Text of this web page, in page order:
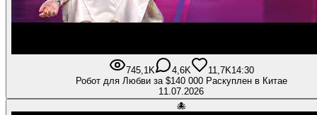
745,1K 4,6K 11,7K14:30
Робот для Любви за $140 000 Раскуплен в Китае
11.07.2026
🐙